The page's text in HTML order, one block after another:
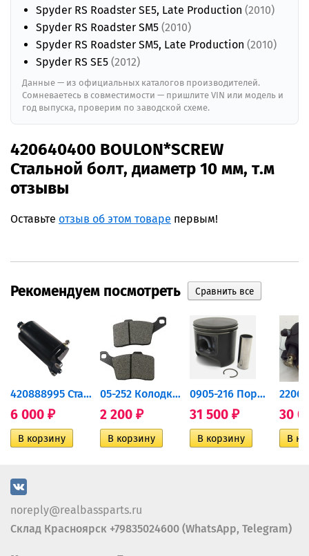
Spyder RS Roadster SE5, Late Production (2010)
Spyder RS Roadster SM5 (2010)
Spyder RS Roadster SM5, Late Production (2010)
Spyder RS SE5 (2012)
Данные — из официальных каталогов производителей.
Сомневаетесь в совместимости — пришлите VIN или модель и
год выпуска, проверим по заводской схеме.
420640400 BOULON*SCREW
Стальной болт, диаметр 10 мм, т.м
отзывы
Оставьте отзыв об этом товаре первым!
Рекомендуем посмотреть
420888995 Стартер для...
6 000 ₽
05-252 Колодки тормозные...
2 200 ₽
0905-216 Поршень Arctic Cat...
31 500 ₽ 30
noreply@realbassparts.ru
Склад Красноярск +79835024600 (WhatsApp, Telegram)